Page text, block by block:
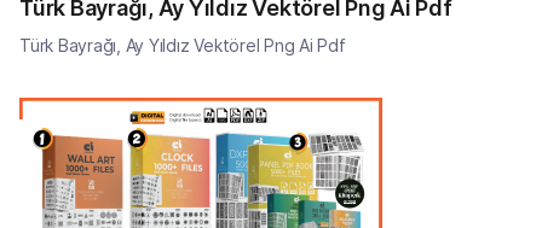
Türk Bayrağı, Ay Yıldız Vektörel Png Ai Pdf
Türk Bayrağı, Ay Yıldız Vektörel Png Ai Pdf